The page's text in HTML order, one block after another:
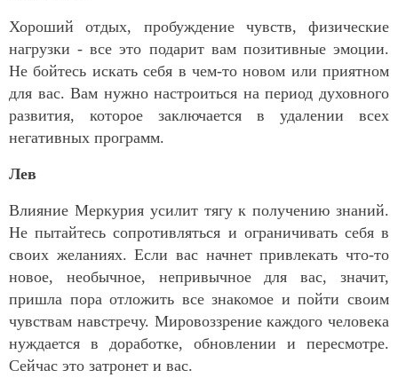
Хороший отдых, пробуждение чувств, физические
нагрузки - все это подарит вам позитивные эмоции.
Не бойтесь искать себя в чем-то новом или приятном
для вас. Вам нужно настроиться на период духовного
развития, которое заключается в удалении всех
негативных программ.
Лев
Влияние Меркурия усилит тягу к получению знаний.
Не пытайтесь сопротивляться и ограничивать себя в
своих желаниях. Если вас начнет привлекать что-то
новое, необычное, непривычное для вас, значит,
пришла пора отложить все знакомое и пойти своим
чувствам навстречу. Мировоззрение каждого человека
нуждается в доработке, обновлении и пересмотре.
Сейчас это затронет и вас.